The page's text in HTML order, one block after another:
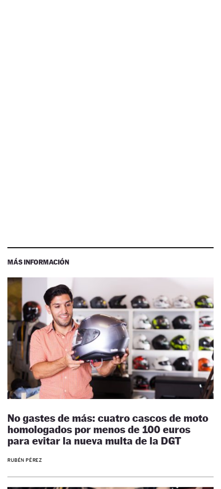
MÁS INFORMACIÓN
No gastes de más: cuatro cascos de moto
homologados por menos de 100 euros
para evitar la nueva multa de la DGT
RUBÉN PÉREZ